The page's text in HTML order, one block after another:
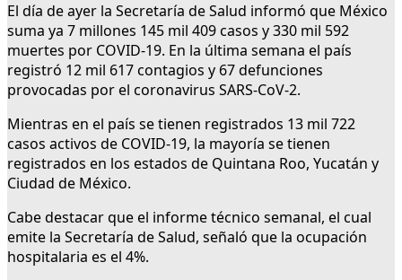
El día de ayer la Secretaría de Salud informó que México
suma ya 7 millones 145 mil 409 casos y 330 mil 592
muertes por COVID-19. En la última semana el país
registró 12 mil 617 contagios y 67 defunciones
provocadas por el coronavirus SARS-CoV-2.
Mientras en el país se tienen registrados 13 mil 722
casos activos de COVID-19, la mayoría se tienen
registrados en los estados de Quintana Roo, Yucatán y
Ciudad de México.
Cabe destacar que el informe técnico semanal, el cual
emite la Secretaría de Salud, señaló que la ocupación
hospitalaria es el 4%.